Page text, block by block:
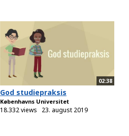
02:38
God studiepraksis
Københavns Universitet
18.332 views 23. august 2019